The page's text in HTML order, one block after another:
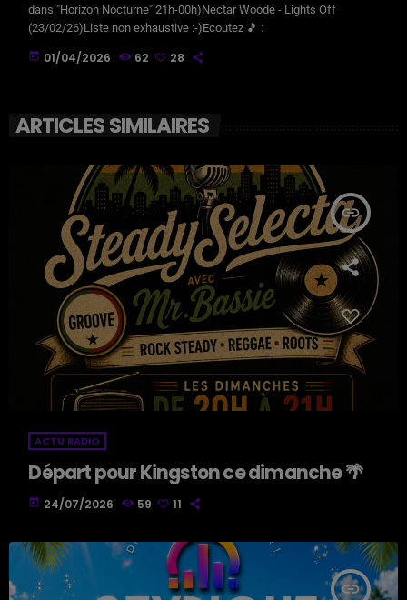
dans "Horizon Nocturne" 21h-00h)Nectar Woode - Lights Off
(23/02/26)Liste non exhaustive :-)Ecoutez 🎵 :
today 01/04/2026 62 28
ARTICLES SIMILAIRES
insert_link
ACTU RADIO
Départ pour Kingston ce dimanche 🌴
today 24/07/2026 59 11
insert_link